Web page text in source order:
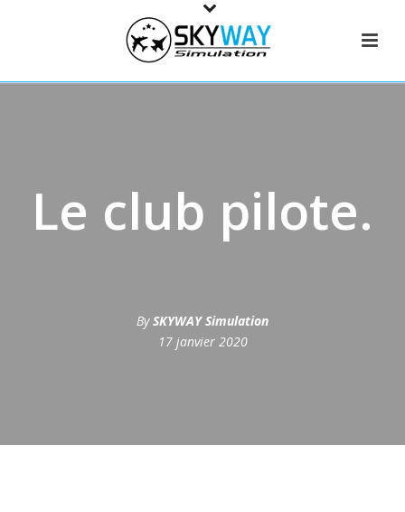
Le club pilote.
BySKYWAY Simulation
17 janvier 2020